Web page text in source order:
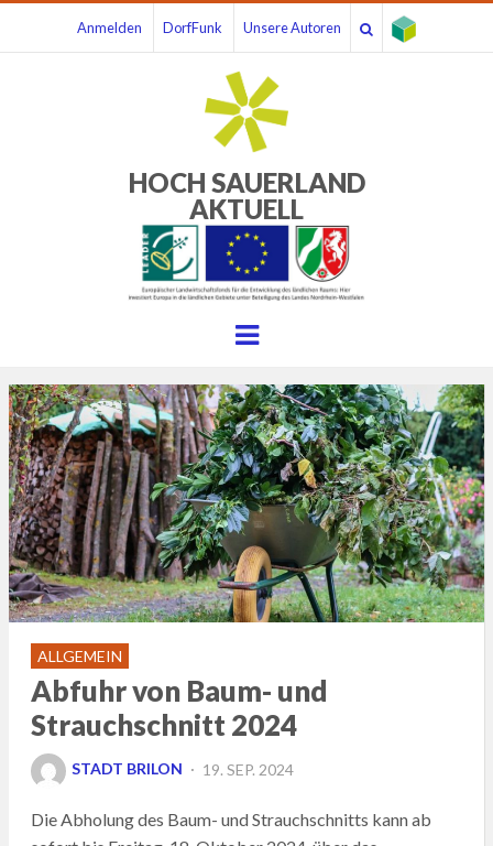
Anmelden DorfFunk Unsere Autoren
HOCH SAUERLAND
AKTUELL
Menu
ALLGEMEIN
Abfuhr von Baum- und
Strauchschnitt 2024
STADT BRILON
POSTED
19. SEP. 2024
Die Abholung des Baum- und Strauchschnitts kann ab